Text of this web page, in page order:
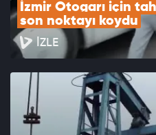
İzmir Otogarı için
son noktayı koydu
İZLE